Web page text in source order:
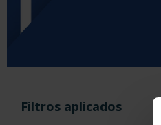
Filtros aplicados